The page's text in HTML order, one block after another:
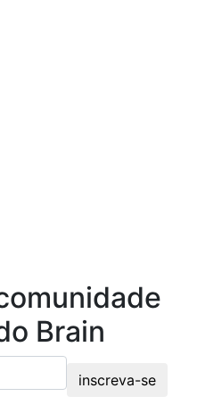
Brain
inscreva-se